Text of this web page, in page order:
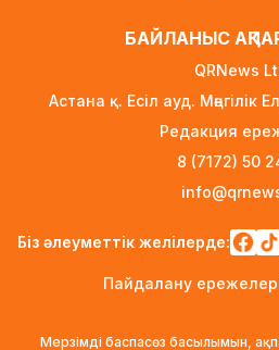
ERG-дегі мемлекеттің 40
Канье Уэст концерті
жалған билет сата бастаған
аэротакси көкке көтерілді
мәжбүр
БАЙЛАНЫС
QRNews
Астана қ. Есіл ауд. Мәңгілік
Редакция
8 (7172) 50
Біз әлеуметтік желілерде:
Пайдалану
Мерзімді баспасөз басылымын,